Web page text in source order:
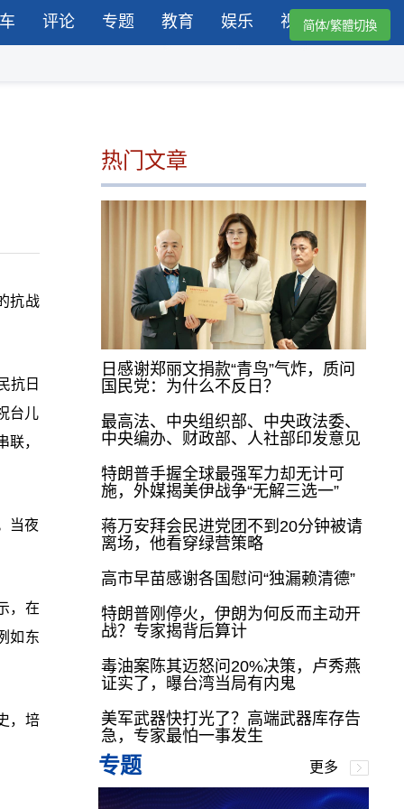
评论 专题 教育 娱乐 视频简体/繁體切換
抗战
抗日
台儿
联，
当夜
，在
如东
，培
热门文章
日感谢郑丽文捐款“青鸟”气炸，质问
国民党：为什么不反日？
最高法、中央组织部、中央政法委、
中央编办、财政部、人社部印发意见
特朗普手握全球最强军力却无计可
施，外媒揭美伊战争“无解三选一”
蒋万安拜会民进党团不到20分钟被请
离场，他看穿绿营策略
高市早苗感谢各国慰问“独漏赖清德”
特朗普刚停火，伊朗为何反而主动开
战？专家揭背后算计
毒油案陈其迈怒问20%决策，卢秀燕
证实了，曝台湾当局有内鬼
美军武器快打光了？高端武器库存告
急，专家最怕一事发生
专题 更多